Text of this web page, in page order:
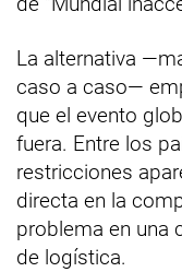
La alternativa
caso a caso—
que el evento
fuera. Entre los
restricciones
directa en la
problema en una
de logística.